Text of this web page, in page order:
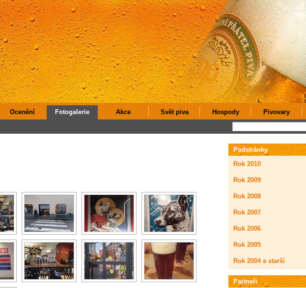
Ocenění Fotogalerie Akce Svět piva Hospody Pivovary
Podstránky
Rok 2010
Rok 2009
Rok 2008
Rok 2007
Rok 2006
Rok 2005
Rok 2004 a starší
Partneři